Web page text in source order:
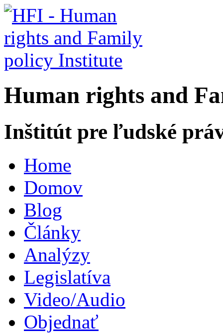
Human rights and F
Inštitút pre ľudské
Home
Domov
Blog
Články
Analýzy
Legislatíva
Video/Audio
Objednať